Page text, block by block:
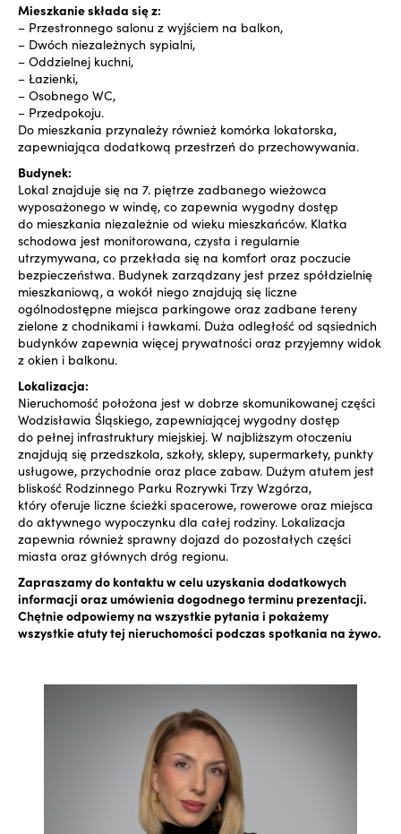
Mieszkanie składa się z:
– Przestronnego salonu z wyjściem na balkon,
– Dwóch niezależnych sypialni,
– Oddzielnej kuchni,
– Łazienki,
– Osobnego WC,
– Przedpokoju.
Do mieszkania przynależy również komórka lokatorska,
zapewniająca dodatkową przestrzeń do przechowywania.
Budynek:
Lokal znajduje się na 7. piętrze zadbanego wieżowca
wyposażonego w windę, co zapewnia wygodny dostęp
do mieszkania niezależnie od wieku mieszkańców. Klatka
schodowa jest monitorowana, czysta i regularnie
utrzymywana, co przekłada się na komfort oraz poczucie
bezpieczeństwa. Budynek zarządzany jest przez spółdzielnię
mieszkaniową, a wokół niego znajdują się liczne
ogólnodostępne miejsca parkingowe oraz zadbane tereny
zielone z chodnikami i ławkami. Duża odległość od sąsiednich
budynków zapewnia więcej prywatności oraz przyjemny widok
z okien i balkonu.
Lokalizacja:
Nieruchomość położona jest w dobrze skomunikowanej części
Wodzisławia Śląskiego, zapewniającej wygodny dostęp
do pełnej infrastruktury miejskiej. W najbliższym otoczeniu
znajdują się przedszkola, szkoły, sklepy, supermarkety, punkty
usługowe, przychodnie oraz place zabaw. Dużym atutem jest
bliskość Rodzinnego Parku Rozrywki Trzy Wzgórza,
który oferuje liczne ścieżki spacerowe, rowerowe oraz miejsca
do aktywnego wypoczynku dla całej rodziny. Lokalizacja
zapewnia również sprawny dojazd do pozostałych części
miasta oraz głównych dróg regionu.
Zapraszamy do kontaktu w celu uzyskania dodatkowych
informacji oraz umówienia dogodnego terminu prezentacji.
Chętnie odpowiemy na wszystkie pytania i pokażemy
wszystkie atuty tej nieruchomości podczas spotkania na żywo.